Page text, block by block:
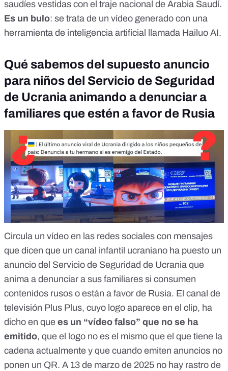
saudíes vestidas con el traje nacional de Arabia Saudí.
Es un bulo: se trata de un vídeo generado con una
herramienta de inteligencia artificial llamada Hailuo AI.
Qué sabemos del supuesto anuncio
para niños del Servicio de Seguridad
de Ucrania animando a denunciar a
familiares que estén a favor de Rusia
Circula un vídeo en las redes sociales con mensajes
que dicen que un canal infantil ucraniano ha puesto un
anuncio del Servicio de Seguridad de Ucrania que
anima a denunciar a sus familiares si consumen
contenidos rusos o están a favor de Rusia. El canal de
televisión Plus Plus, cuyo logo aparece en el clip, ha
dicho en que es un “vídeo falso” que no se ha
emitido, que el logo no es el mismo que el que tiene la
cadena actualmente y que cuando emiten anuncios no
ponen un QR. A 13 de marzo de 2025 no hay rastro de